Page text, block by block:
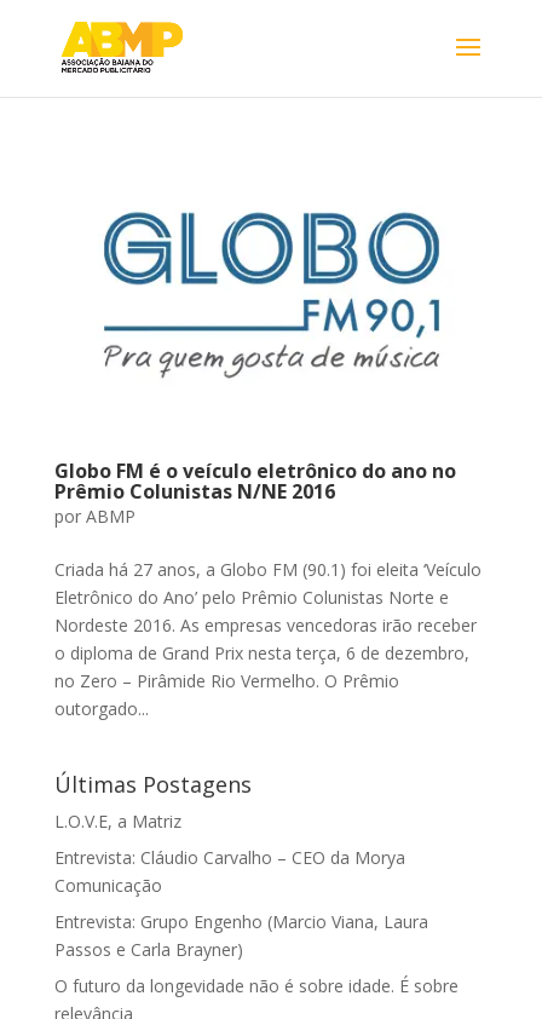
Globo FM é o veículo eletrônico do ano no
Prêmio Colunistas N/NE 2016
por ABMP
Criada há 27 anos, a Globo FM (90.1) foi eleita ‘Veículo
Eletrônico do Ano’ pelo Prêmio Colunistas Norte e
Nordeste 2016. As empresas vencedoras irão receber
o diploma de Grand Prix nesta terça, 6 de dezembro,
no Zero – Pirâmide Rio Vermelho. O Prêmio
outorgado...
Últimas Postagens
L.O.V.E, a Matriz
Entrevista: Cláudio Carvalho – CEO da Morya
Comunicação
Entrevista: Grupo Engenho (Marcio Viana, Laura
Passos e Carla Brayner)
O futuro da longevidade não é sobre idade. É sobre
relevância